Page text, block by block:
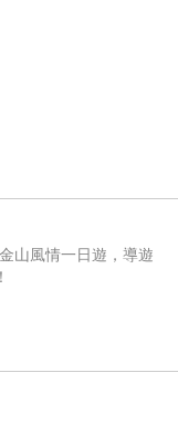
山風情一日遊，導遊